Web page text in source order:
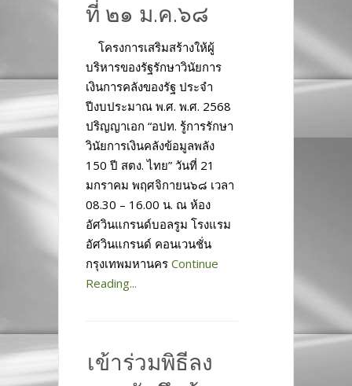
ที่ ๒๑ ม.ค.๖๘
โครงการเสริมสร้างให้ผู้
บริหารของรัฐรักษาวินัยการ
เงินการคลังของรัฐ ประจำ
ปีงบประมาณ พ.ศ. พ.ศ. 2568
ปริญญาเอก “อปท. รู้การรักษา
วินัยการเงินคลังข้อมูลพลัง
150 ปี สตง. ไทย” วันที่ 21
มกราคม พฤศจิกายน๖๘ เวลา
08.30 – 16.00 น. ณ ห้อง
อัศวินแกรนด์บอลรูม โรงแรม
อัศวินแกรนด์ คอนเวนชั่น
กรุงเทพมหานคร Continue
Reading...
เข้าร่วมพิธีลง